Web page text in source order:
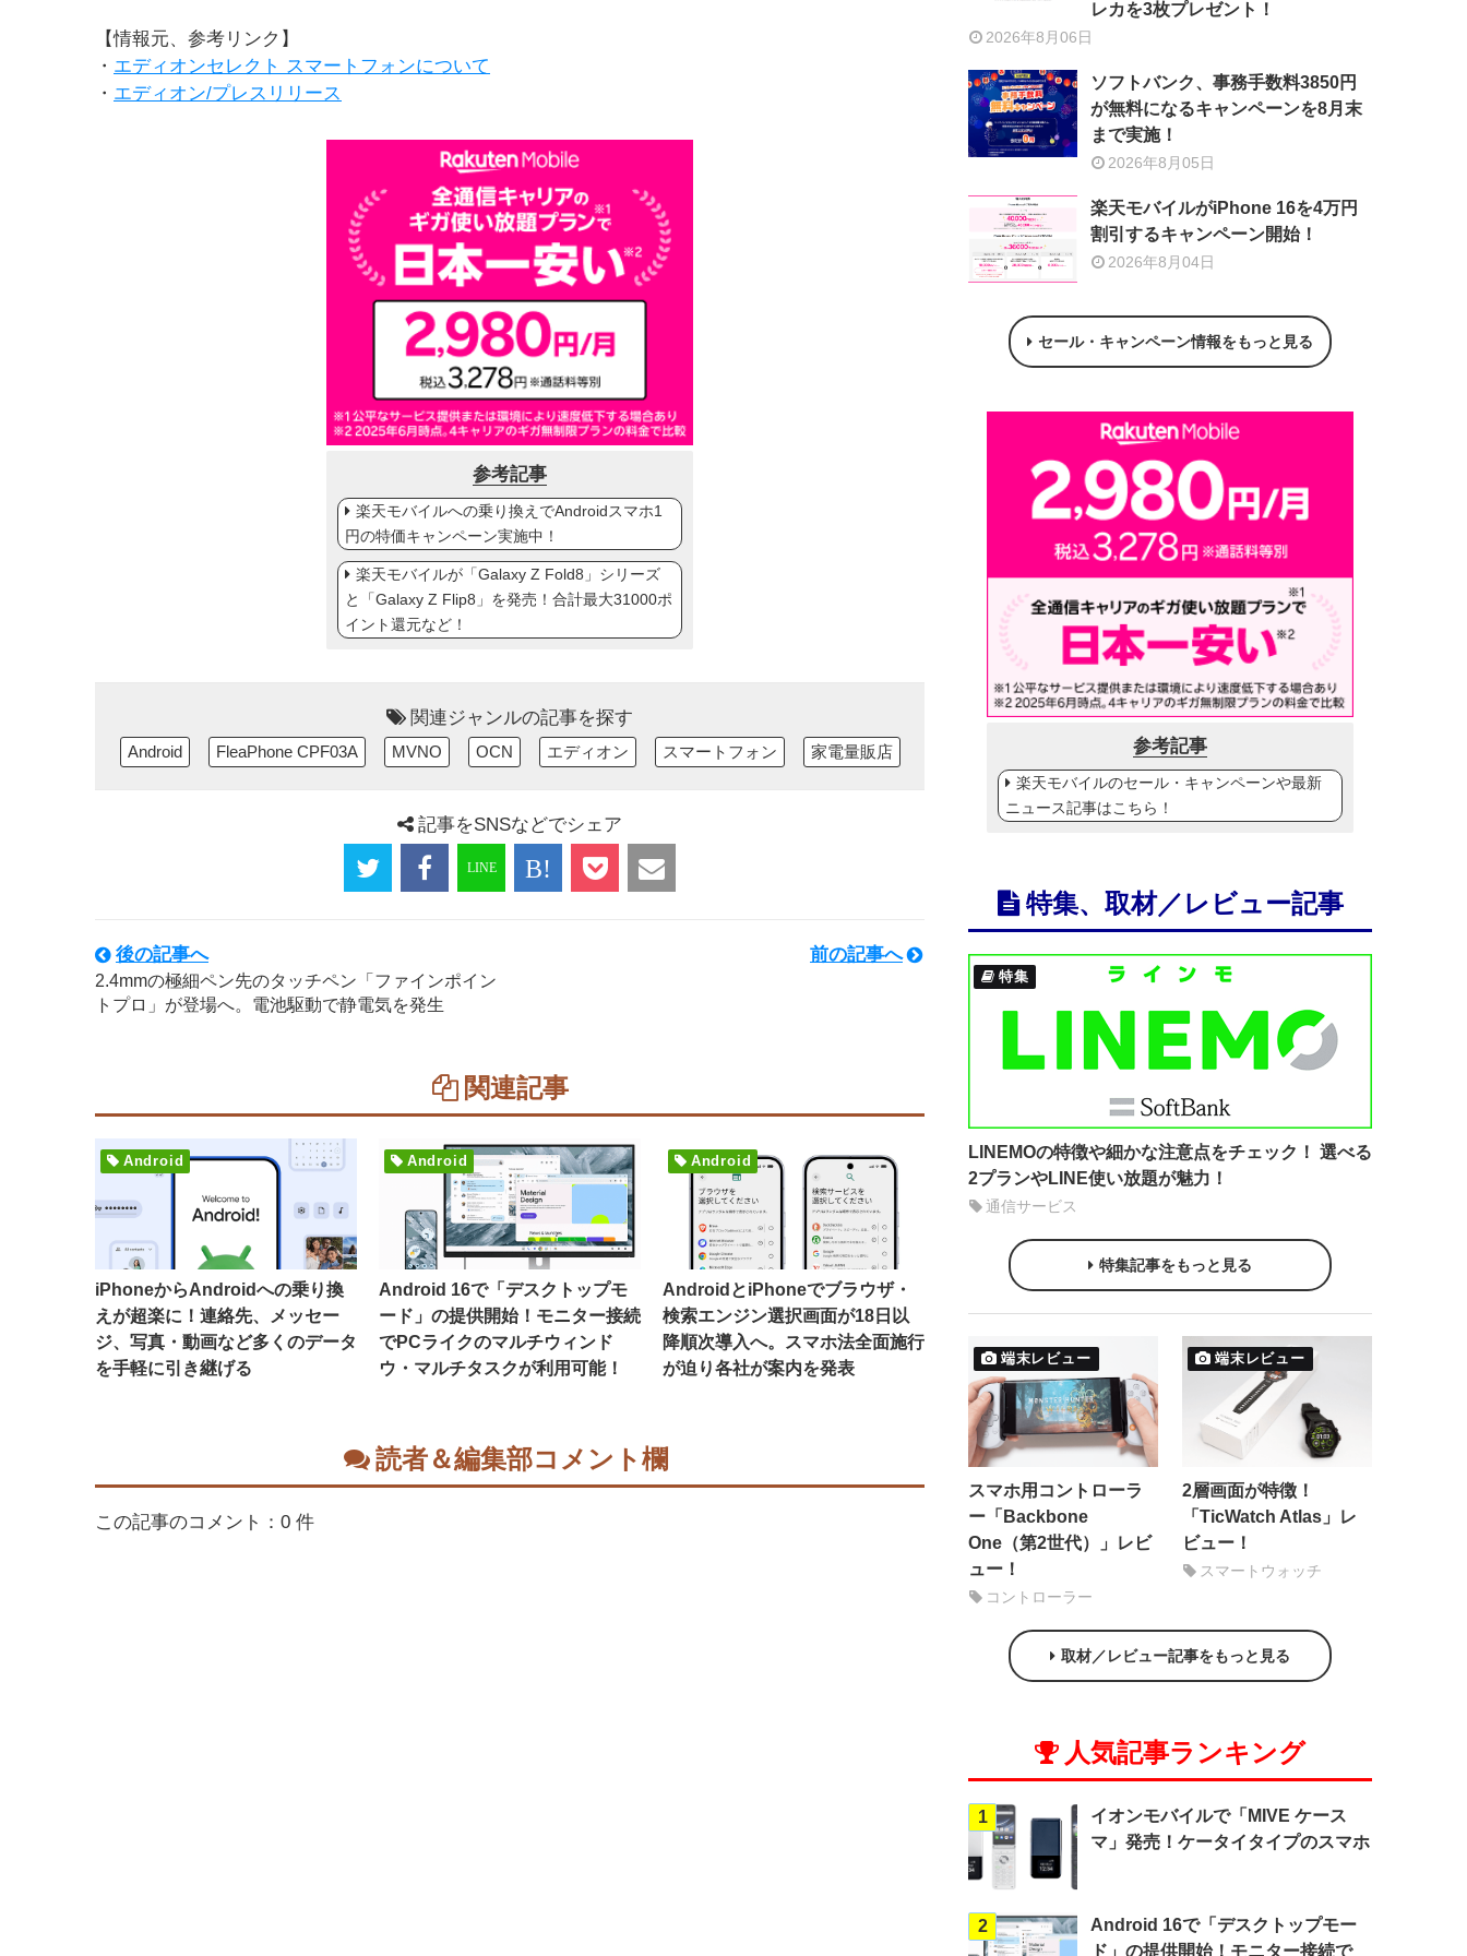
【情報元、参考リンク】
・ エディオンセレクト スマートフォンについて
・ エディオン/プレスリリース
参考記事
楽天モバイルへの乗り換えでAndroidスマホ1
円の特価キャンペーン実施中！
楽天モバイルが「Galaxy Z Fold8」シリーズ
と「Galaxy Z Flip8」を発売！合計最大31000ポ
イント還元など！
関連ジャンルの記事を探す
Android FleaPhone CPF03A MVNO OCN エディオン スマートフォン 家電量販店
記事をSNSなどでシェア
後の記事へ
2.4mmの極細ペン先のタッチペン「ファインポイン
トプロ」が登場へ。電池駆動で静電気を発生
前の記事へ
関連記事
Android
iPhoneからAndroidへの乗り換
えが超楽に！連絡先、メッセー
ジ、写真・動画など多くのデータ
を手軽に引き継げる
Android
Android 16で「デスクトップモ
ード」の提供開始！モニター接続
でPCライクのマルチウィンド
ウ・マルチタスクが利用可能！
Android
AndroidとiPhoneでブラウザ・
検索エンジン選択画面が18日以
降順次導入へ。スマホ法全面施行
が迫り各社が案内を発表
読者＆編集部コメント欄
この記事のコメント：0 件
レカを3枚プレゼント！
2026年8月06日
ソフトバンク、事務手数料3850円
が無料になるキャンペーンを8月末
まで実施！
2026年8月05日
楽天モバイルがiPhone 16を4万円
割引するキャンペーン開始！
2026年8月04日
セール・キャンペーン情報をもっと見る
参考記事
楽天モバイルのセール・キャンペーンや最新
ニュース記事はこちら！
特集、取材／レビュー記事
特集
LINEMOの特徴や細かな注意点をチェック！ 選べる
2プランやLINE使い放題が魅力！
通信サービス
特集記事をもっと見る
端末レビュー
スマホ用コントローラ
ー「Backbone
One（第2世代）」レビ
ュー！
コントローラー
端末レビュー
2層画面が特徴！
「TicWatch Atlas」レ
ビュー！
スマートウォッチ
取材／レビュー記事をもっと見る
人気記事ランキング
1
イオンモバイルで「MIVE ケース
マ」発売！ケータイタイプのスマホ
2
Android 16で「デスクトップモー
ド」の提供開始！モニター接続で